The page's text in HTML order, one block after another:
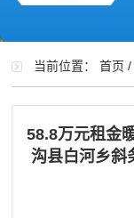
当前位置：首页 /
58.8万元租金
沟县白河乡斜